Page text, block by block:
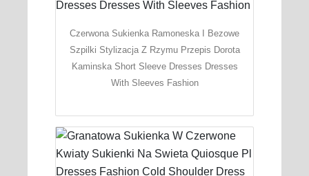
Czerwona Sukienka Ramoneska I Bezowe
Szpilki Stylizacja Z Rzymu Przepis Dorota
Kaminska Short Sleeve Dresses Dresses
With Sleeves Fashion